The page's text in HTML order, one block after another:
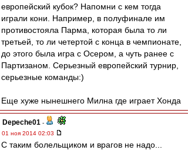
европейский кубок? Напомни с кем тогда
играли кони. Например, в полуфинале им
противостояла Парма, которая была то ли
третьей, то ли четертой с конца в чемпионате,
до этого была игра с Осером, а чуть ранее с
Партизаном. Серьезный европейский турнир,
серьезные команды:)
Еще хуже нынешнего Милна где играет Хонда
Depeche01 -
01 ноя 2014 02:03
С таким болельщиком и врагов не надо...